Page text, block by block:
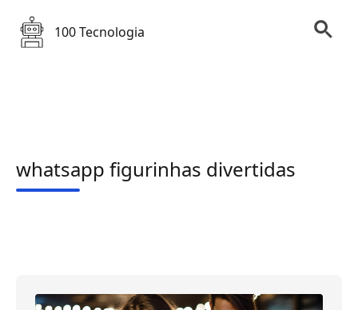
100 Tecnologia
whatsapp figurinhas divertidas